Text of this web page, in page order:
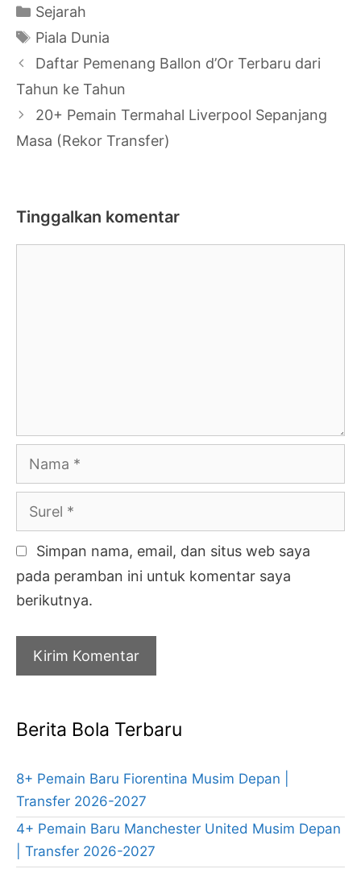
Kategori
Sejarah
Tag
Piala Dunia
Navigasi
Tulisan
Daftar Pemenang Ballon d’Or Terbaru dari
Tahun ke Tahun
20+ Pemain Termahal Liverpool Sepanjang
Masa (Rekor Transfer)
Tinggalkan komentar
Nama
Surel
Simpan nama, email, dan situs web saya
pada peramban ini untuk komentar saya
berikutnya.
Berita Bola Terbaru
8+ Pemain Baru Fiorentina Musim Depan |
Transfer 2026-2027
4+ Pemain Baru Manchester United Musim Depan
| Transfer 2026-2027